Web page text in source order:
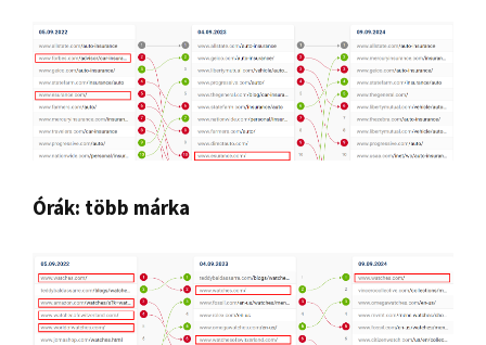
Órák: több márka